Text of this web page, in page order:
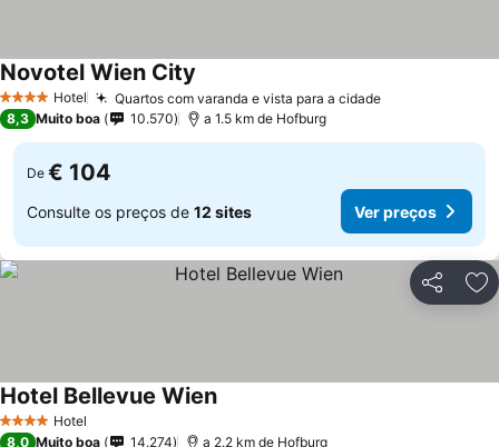
4 EstrelasHotel Quartos com varanda e vista para a cidade
Novotel Wien City
8,3 Muito boa 10.570 a 1.5 km de Hofburg
De € 104
Consulte os preços de 12 sites Ver preços
Partilhar
4 EstrelasHotel
Hotel Bellevue Wien
8,0 Muito boa 14.274 a 2.2 km de Hofburg